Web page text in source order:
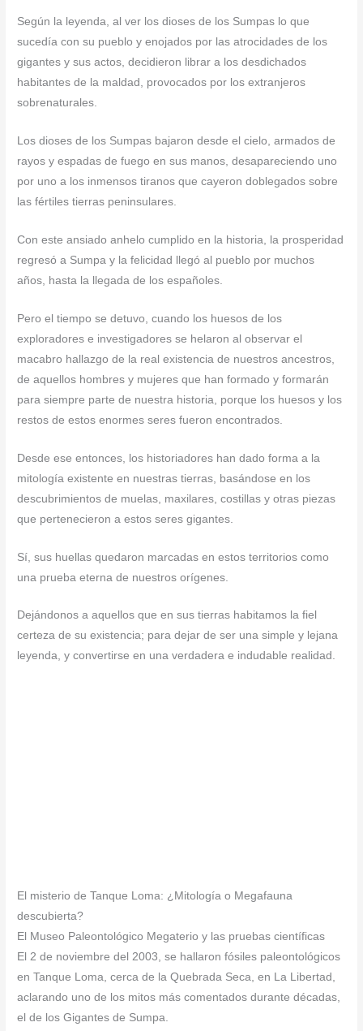
Según la leyenda, al ver los dioses de los Sumpas lo que
sucedía con su pueblo y enojados por las atrocidades de los
gigantes y sus actos, decidieron librar a los desdichados
habitantes de la maldad, provocados por los extranjeros
sobrenaturales.
Los dioses de los Sumpas bajaron desde el cielo, armados de
rayos y espadas de fuego en sus manos, desapareciendo uno
por uno a los inmensos tiranos que cayeron doblegados sobre
las fértiles tierras peninsulares.
Con este ansiado anhelo cumplido en la historia, la prosperidad
regresó a Sumpa y la felicidad llegó al pueblo por muchos
años, hasta la llegada de los españoles.
Pero el tiempo se detuvo, cuando los huesos de los
exploradores e investigadores se helaron al observar el
macabro hallazgo de la real existencia de nuestros ancestros,
de aquellos hombres y mujeres que han formado y formarán
para siempre parte de nuestra historia, porque los huesos y los
restos de estos enormes seres fueron encontrados.
Desde ese entonces, los historiadores han dado forma a la
mitología existente en nuestras tierras, basándose en los
descubrimientos de muelas, maxilares, costillas y otras piezas
que pertenecieron a estos seres gigantes.
Sí, sus huellas quedaron marcadas en estos territorios como
una prueba eterna de nuestros orígenes.
Dejándonos a aquellos que en sus tierras habitamos la fiel
certeza de su existencia; para dejar de ser una simple y lejana
leyenda, y convertirse en una verdadera e indudable realidad.
El misterio de Tanque Loma: ¿Mitología o Megafauna
descubierta?
El Museo Paleontológico Megaterio y las pruebas científicas
El 2 de noviembre del 2003, se hallaron fósiles paleontológicos
en Tanque Loma, cerca de la Quebrada Seca, en La Libertad,
aclarando uno de los mitos más comentados durante décadas,
el de los Gigantes de Sumpa.